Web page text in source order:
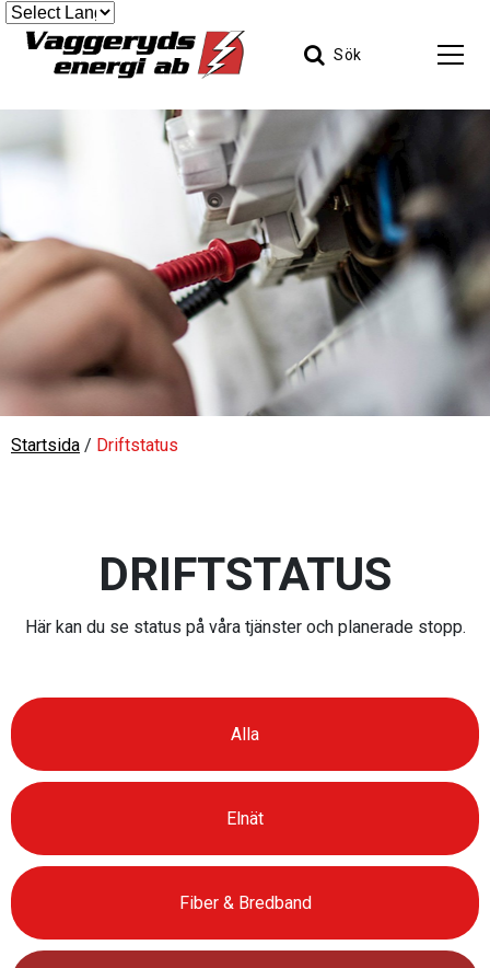
Sök
Startsida / Driftstatus
DRIFTSTATUS
Här kan du se status på våra tjänster och planerade stopp.
Alla
Elnät
Fiber & Bredband